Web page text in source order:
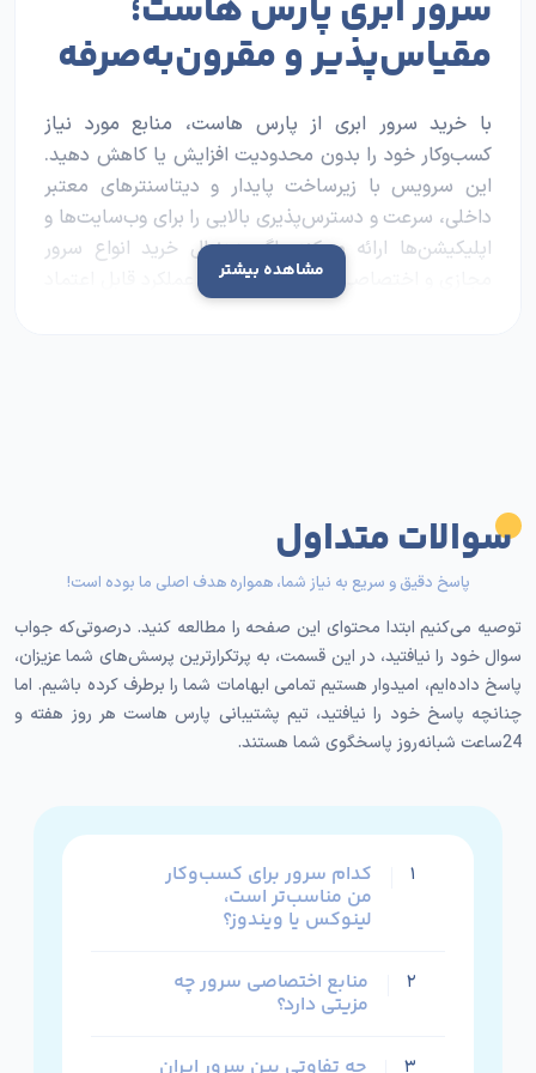
مقیاس‌پذیر و مقرون‌به‌صرفه
با خرید سرور ابری از پارس هاست، منابع مورد نیاز
کسب‌وکار خود را بدون محدودیت افزایش یا کاهش دهید.
این سرویس با زیرساخت پایدار و دیتاسنترهای معتبر
داخلی، سرعت و دسترس‌پذیری بالایی را برای وب‌سایت‌ها و
اپلیکیشن‌ها ارائه می‌کند. اگر به‌دنبال خرید انواع سرور
مجازی و اختصاصی
با هزینه منطقی و عملکرد قابل اعتماد
دیتاسنتر، نقطه‌ای است که کیفیت واقعی سرور شما در آن
شکل می‌گیرد. محل قرارگیری سرور، مسیر ارتباطی کاربران با
سایت یا سرویس شما را تعیین می‌کند و به‌صورت مستقیم
بر میزان سرعت، تاخیر و پایداری اثر می‌گذارد. خوب است
بدانید که انتخاب درست دیتاسنتر، حتی از افزایش منابع
سخت‌افزاری هم مهم‌تر است!
مزایای دیتاسنترهای داخل ایران عبارتند از:
مناسب وب‌سایت‌ها، فروشگاه‌ها و سرویس‌های با
مخاطب ایرانی
ارتباط پایدارتر در شبکه ملی و دسترسی سریع‌تر به
کاربران داخل کشور
مزایای دیتاسنترهای خارج عبارتند از:
متنوع
مشاهده بیشتر
سوالات متداول
پاسخ دقیق و سریع به نیاز شما، همواره هدف اصلی ما بوده است!
توصیه می‌کنیم ابتدا محتوای این صفحه را مطالعه کنید. درصوتی‌که جواب
سوال خود را نیافتید، در این قسمت، به پرتکرارترین پرسش‌های شما عزیزان،
پاسخ داده‌ایم، امیدوار هستیم تمامی ابهامات شما را برطرف کرده باشیم. اما
چنانچه پاسخ خود را نیافتید، تیم پشتیبانی پارس هاست هر روز هفته و
24ساعت شبانه‌روز پاسخگوی شما هستند.
۱ کدام سرور برای کسب‌وکار
من مناسب‌تر است،
لینوکس یا ویندوز؟
۲ منابع اختصاصی سرور چه
مزیتی دارد؟
۳